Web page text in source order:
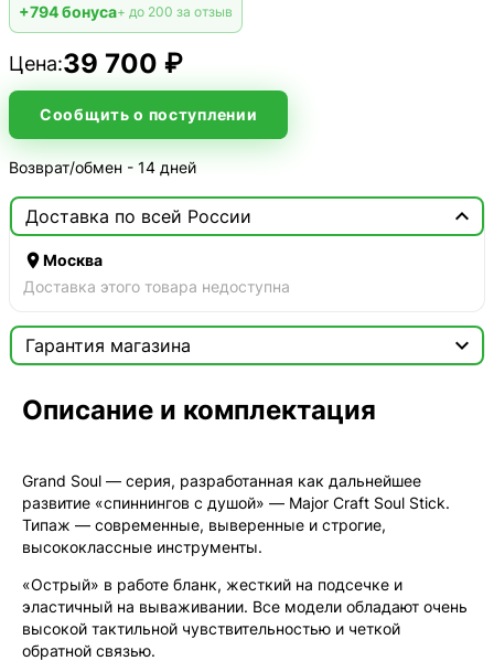
+794 бонуса+ до 200 за отзыв
Цена:39 700 ₽
Сообщить о поступлении
Возврат/обмен - 14 дней
Доставка по всей России 
Москва
Доставка этого товара недоступна
Гарантия магазина


Мы продаём только оригинальную продукцию с
Описание и комплектация
Grand Soul — серия, разработанная как дальнейшее
развитие «спиннингов с душой» — Major Craft Soul Stick.
Типаж — современные, выверенные и строгие,
высококлассные инструменты.
«Острый» в работе бланк, жесткий на подсечке и
эластичный на вываживании. Все модели обладают очень
высокой тактильной чувствительностью и четкой
обратной связью.